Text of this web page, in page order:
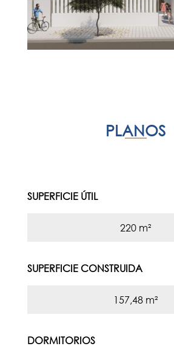
PLANOS
SUPERFICIE ÚTIL
220 m²
SUPERFICIE CONSTRUIDA
157,48 m²
DORMITORIOS